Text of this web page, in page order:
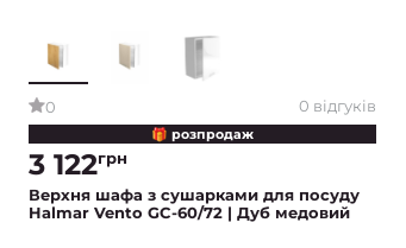
0 0 відгуків
🎁 розпродаж
3 122грн
Верхня шафа з сушарками для посуду
Halmar Vento GC-60/72 | Дуб медовий